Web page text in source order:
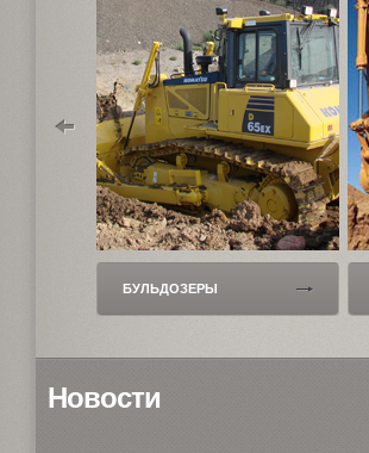
БУЛЬДОЗЕРЫ
Новости